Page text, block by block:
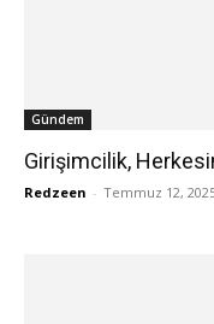
Gündem
Girişimcilik,
Redzeen - Temmuz 12,